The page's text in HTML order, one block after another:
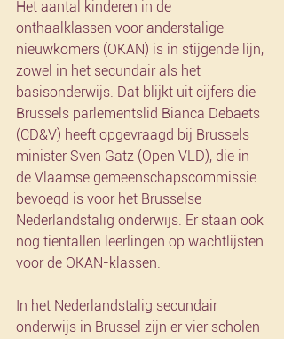
Het aantal kinderen in de
onthaalklassen voor anderstalige
nieuwkomers (OKAN) is in stijgende lijn,
zowel in het secundair als het
basisonderwijs. Dat blijkt uit cijfers die
Brussels parlementslid Bianca Debaets
(CD&V) heeft opgevraagd bij Brussels
minister Sven Gatz (Open VLD), die in
de Vlaamse gemeenschapscommissie
bevoegd is voor het Brusselse
Nederlandstalig onderwijs. Er staan ook
nog tientallen leerlingen op wachtlijsten
voor de OKAN-klassen.
In het Nederlandstalig secundair
onderwijs in Brussel zijn er vier scholen